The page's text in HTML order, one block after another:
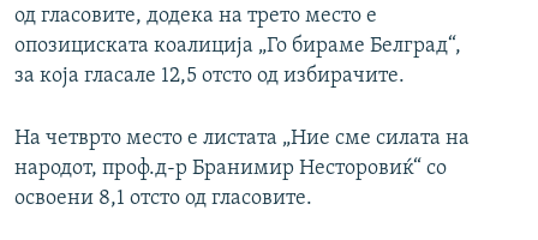
од гласовите, додека на трето место е
опозициската коалиција „Го бираме Белград“,
за која гласале 12,5 отсто од избирачите.
На четврто место е листата „Ние сме силата на
народот, проф.д-р Бранимир Несторовиќ“ со
освоени 8,1 отсто од гласовите.